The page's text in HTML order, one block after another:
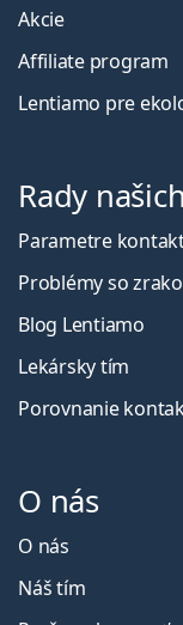
Akcie
Affiliate program
Lentiamo pre
Rady
Parametre
Problémy so
Blog Lentiamo
Lekársky tím
Porovnanie
O nás
O nás
Náš tím